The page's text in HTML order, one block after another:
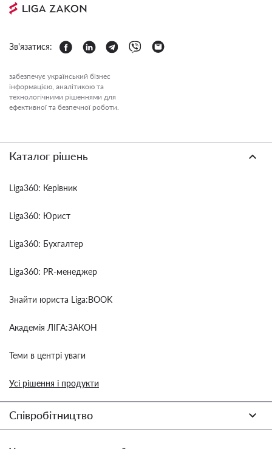
Зв'язатися:
забезпечує український бізнес
інформацією, аналітикою та
технологічними рішеннями для
ефективної та безпечної роботи.
Каталог рішень
Liga360: Керівник
Liga360: Юрист
Liga360: Бухгалтер
Liga360: PR-менеджер
Знайти юриста Liga:BOOK
Академія ЛІГА:ЗАКОН
Теми в центрі уваги
Усі рішення і продукти
Співробітництво